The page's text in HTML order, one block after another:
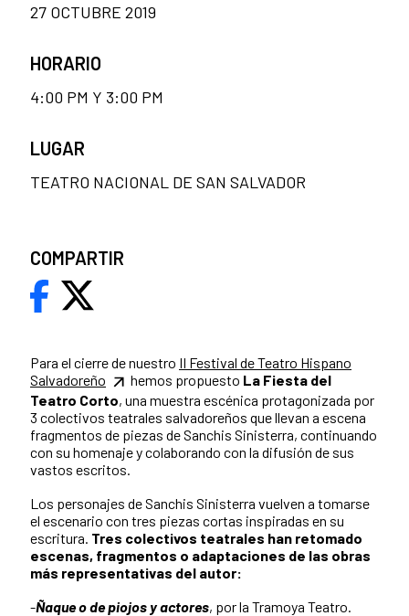
Para el cierre de nuestro II Festival de Teatro Hispano
Salvadoreño
hemos propuesto La Fiesta del
Teatro Corto, una muestra escénica protagonizada por
3 colectivos teatrales salvadoreños que llevan a escena
fragmentos de piezas de Sanchis Sinisterra, continuando
con su homenaje y colaborando con la difusión de sus
vastos escritos.
Los personajes de Sanchis Sinisterra vuelven a tomarse
el escenario con tres piezas cortas inspiradas en su
escritura. Tres colectivos teatrales han retomado
escenas, fragmentos o adaptaciones de las obras
más representativas del autor:
-Ñaque o de piojos y actores, por la Tramoya Teatro.
27 OCTUBRE 2019
HORARIO
4:00 PM Y 3:00 PM
LUGAR
TEATRO NACIONAL DE SAN SALVADOR
COMPARTIR